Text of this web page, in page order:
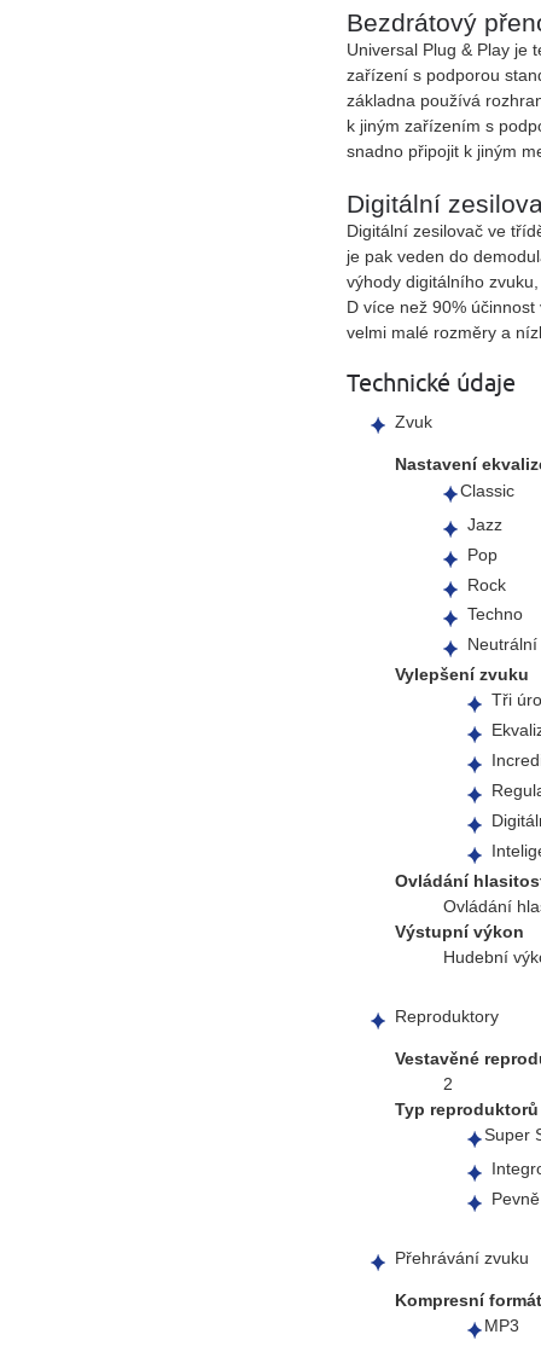
Bezdrátový
Universal Plug & Play je
zařízení s podporou
základna používá
k jiným zařízením s
snadno připojit k jiným
Digitální
Digitální zesilovač ve
je pak veden do
výhody digitálního
D více než 90%
velmi malé rozměry a
Technické údaje
Zvuk
Nastavení
Classic
Jazz
Pop
Rock
Techno
Neutrální
Vylepšení zvuku
Tři
Ovládání
Ovládání
Výstupní výkon
Hudební
Reproduktory
Vestavěné
2
Typ reproduktorů
Super
Přehrávání zvuku
Kompresní formát
MP3